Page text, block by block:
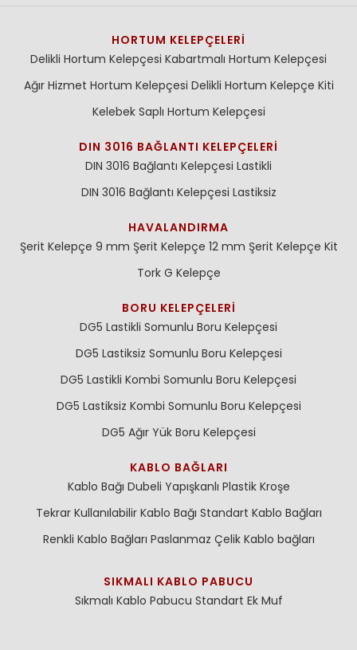
HORTUM KELEPÇELERI
Delikli Hortum Kelepçesi Kabartmalı Hortum Kelepçesi
Ağır Hizmet Hortum Kelepçesi Delikli Hortum Kelepçe Kiti
Kelebek Saplı Hortum Kelepçesi
DIN 3016 BAĞLANTI KELEPÇELERI
DIN 3016 Bağlantı Kelepçesi Lastikli
DIN 3016 Bağlantı Kelepçesi Lastiksiz
HAVALANDIRMA
Şerit Kelepçe 9 mm Şerit Kelepçe 12 mm Şerit Kelepçe Kit
Tork G Kelepçe
BORU KELEPÇELERI
DG5 Lastikli Somunlu Boru Kelepçesi
DG5 Lastiksiz Somunlu Boru Kelepçesi
DG5 Lastikli Kombi Somunlu Boru Kelepçesi
DG5 Lastiksiz Kombi Somunlu Boru Kelepçesi
DG5 Ağır Yük Boru Kelepçesi
KABLO BAĞLARI
Kablo Bağı Dubeli Yapışkanlı Plastik Kroşe
Tekrar Kullanılabilir Kablo Bağı Standart Kablo Bağları
Renkli Kablo Bağları Paslanmaz Çelik Kablo bağları
SIKMALI KABLO PABUCU
Sıkmalı Kablo Pabucu Standart Ek Muf